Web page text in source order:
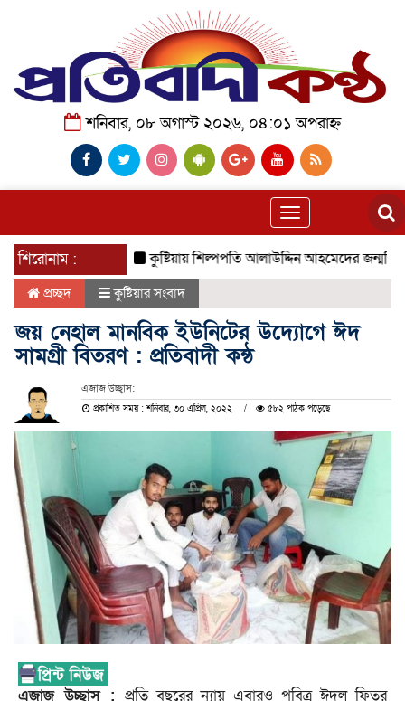
শনিবার, ০৮ অগাস্ট ২০২৬, ০৪:০১ অপরাহ্ন
Toggle
navigation
শিরোনাম : কুষ্টিয়ায় শিল্পপতি আলাউদ্দিন আহমেদের জন্মদিনে
প্রচ্ছদ কুষ্টিয়ার সংবাদ
জয় নেহাল মানবিক ইউনিটের উদ্যোগে ঈদ
সামগ্রী বিতরণ : প্রতিবাদী কন্ঠ
এজাজ উচ্ছ্বাস:
প্রকাশিত সময় : শনিবার, ৩০ এপ্রিল, ২০২২ ৫৮২ পাঠক পড়েছে
এজাজ উচ্ছ্বাস : প্রতি বছরের ন্যায় এবারও পবিত্র ঈদুল ফিতর